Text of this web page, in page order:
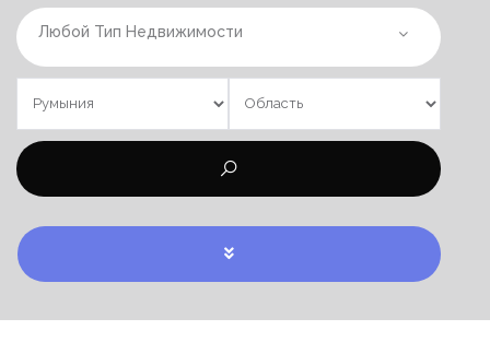
Любой Тип Недвижимости